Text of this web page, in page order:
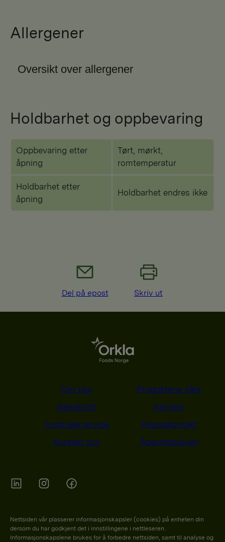
Allergener
Oversikt over allergener
Holdbarhet og oppbevaring
Oppbevaring etter
åpning
Tørt, mørkt,
romtemperatur
Holdbarhet etter
åpning
Holdbarhet endres ikke
Del på epost Skriv ut
Om oss
Produktene våre
Bærekraft
Karriere
Forbrukerservice
Pressekontakt
Kontakt oss
Åpenhetsloven
Nettsiden vår plasserer informasjonskapsler (cookies) på enheten din
dersom du har godkjent det i innstillingene i nettleseren.
Informasjonskapslene brukes for å forbedre nettsiden, samt til analyse og